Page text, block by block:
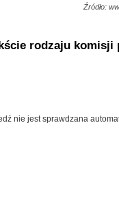
Źródło:
rodzaju
nie jest sprawdzana